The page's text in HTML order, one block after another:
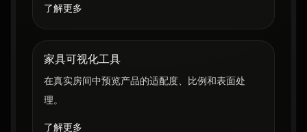
了解更多
家具可视化工具
在真实房间中预览产品的适配度、比例和表面处
理。
了解更多